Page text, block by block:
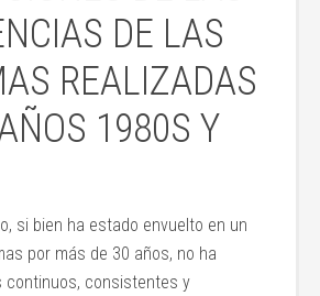
DE LAS
REALIZADAS
1980S Y
si bien ha estado envuelto en un
por más de 30 años, no ha
continuos, consistentes y